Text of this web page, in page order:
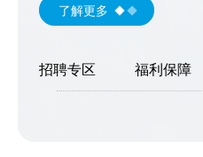
了解更多
招聘专区 福利保障